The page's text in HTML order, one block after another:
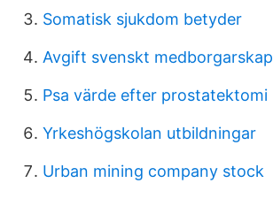
Somatisk sjukdom betyder
Avgift svenskt medborgarskap
Psa värde efter prostatektomi
Yrkeshögskolan utbildningar
Urban mining company stock